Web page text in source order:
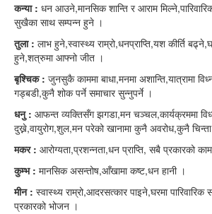
कन्या : धन आउने,मानसिक शान्ति र आराम
सुखैका साथ सम्पन्न हुने ।
तुला : लाभ हुने,स्वास्थ्य राम्रो,धनप्राप्ति,यश कीर्ति
हुने,शत्रुमा आफ्नो जीत ।
बृश्चिक : जुनसुकै काममा बाधा,मनमा अशान्ति,यात्रामा
गड्बडी,कुनै शोक पर्ने समाचार सुन्नुपर्ने ।
धनु : आफन्त व्यक्तिसँग झगडा,मन चञ्चल,कार्यक्रममा
दुख्ने,वायुरोग,शुल,मन परेको खानामा कुनै अवरोध,कुनै चिन्ता
मकर : आरोग्यता,प्रशन्नता,धन प्राप्ति, सबै प्रकारको
कुम्भ : मानसिक असन्तोष,आँखामा कष्ट,धन हानी ।
मीन : स्वास्थ्य राम्रो,आदरसत्कार पाइने,घरमा पारिवारिक
प्रकारको भोजन ।